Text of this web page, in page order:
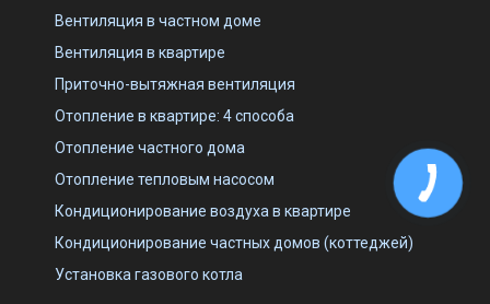
Вентиляция в частном доме
Вентиляция в квартире
Приточно-вытяжная вентиляция
Отопление в квартире: 4 способа
Отопление частного дома
Отопление тепловым насосом
Кондиционирование воздуха в квартире
Кондиционирование частных домов (коттеджей)
Установка газового котла